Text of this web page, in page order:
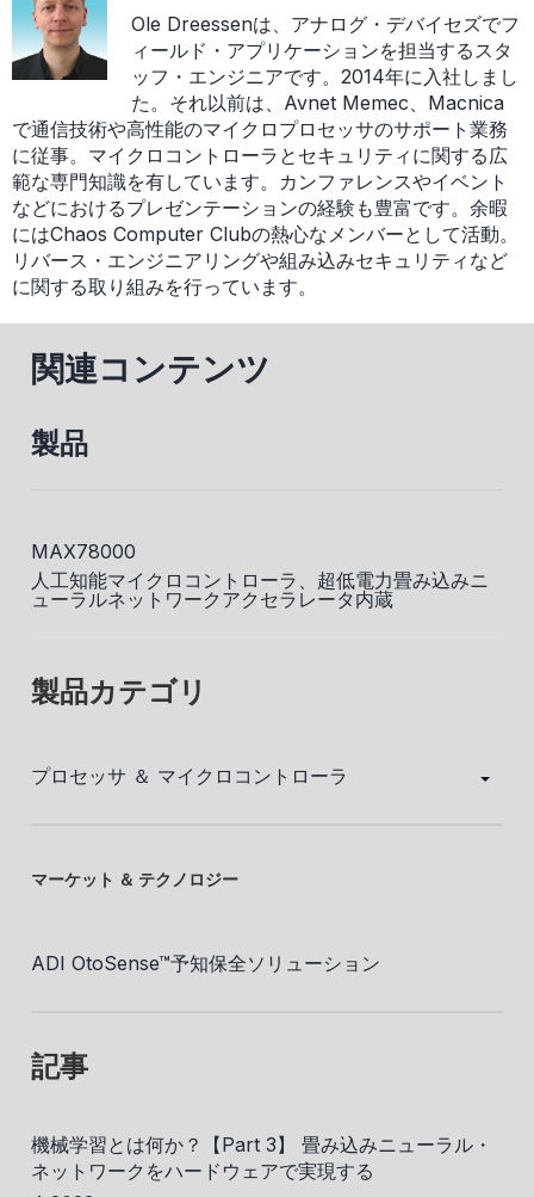
Ole Dreessenは、アナログ・デバイセズでフ
ィールド・アプリケーションを担当するスタ
ッフ・エンジニアです。2014年に入社しまし
た。それ以前は、Avnet Memec、Macnica
で通信技術や高性能のマイクロプロセッサのサポート業務
に従事。マイクロコントローラとセキュリティに関する広
範な専門知識を有しています。カンファレンスやイベント
などにおけるプレゼンテーションの経験も豊富です。余暇
にはChaos Computer Clubの熱心なメンバーとして活動。
リバース・エンジニアリングや組み込みセキュリティなど
に関する取り組みを行っています。
関連コンテンツ
製品
MAX78000
人工知能マイクロコントローラ、超低電力畳み込みニ
ューラルネットワークアクセラレータ内蔵
製品カテゴリ
プロセッサ ＆ マイクロコントローラ
マーケット ＆ テクノロジー
ADI OtoSense™予知保全ソリューション
記事
機械学習とは何か？【Part 3】 畳み込みニューラル・
ネットワークをハードウェアで実現する